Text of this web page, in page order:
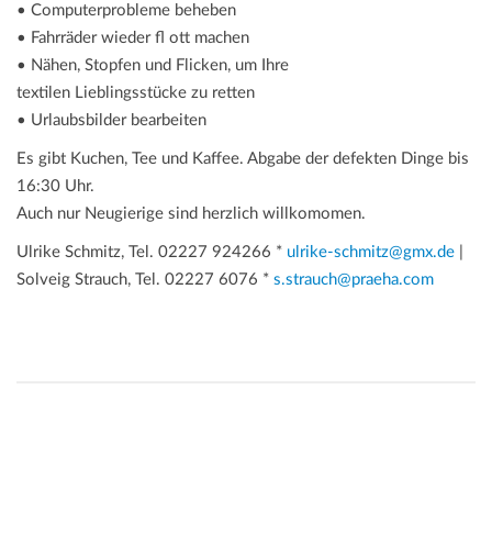
• Computerprobleme beheben
• Fahrräder wieder fl ott machen
• Nähen, Stopfen und Flicken, um Ihre
textilen Lieblingsstücke zu retten
• Urlaubsbilder bearbeiten
Es gibt Kuchen, Tee und Kaffee. Abgabe der defekten Dinge bis
16:30 Uhr.
Auch nur Neugierige sind herzlich willkomomen.
Ulrike Schmitz, Tel. 02227 924266 * ulrike-schmitz@gmx.de
Solveig Strauch, Tel. 02227 6076 * s.strauch@praeha.com